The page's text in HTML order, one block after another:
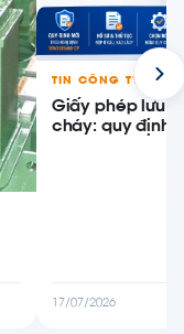
TIN CÔNG TY
Giấy phép lưu
cháy: quy định
17/07/2026